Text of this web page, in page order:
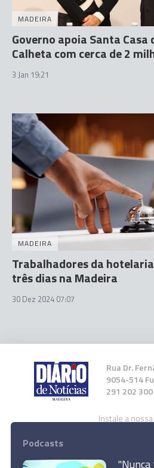
MADEIRA
Governo apoia Santa
Calheta com cerca de 2
3 Jan 19:21
MADEIRA
Trabalhadores da
três dias na Madeira
30 Dez 2024 07:07
Rua Dr.
9054-514
291 202 300
Instale a
Podcasts